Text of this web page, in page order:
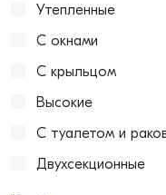
Утепленные
С окнами
С крыльцом
Высокие
С туалетом и
Двухсекционные